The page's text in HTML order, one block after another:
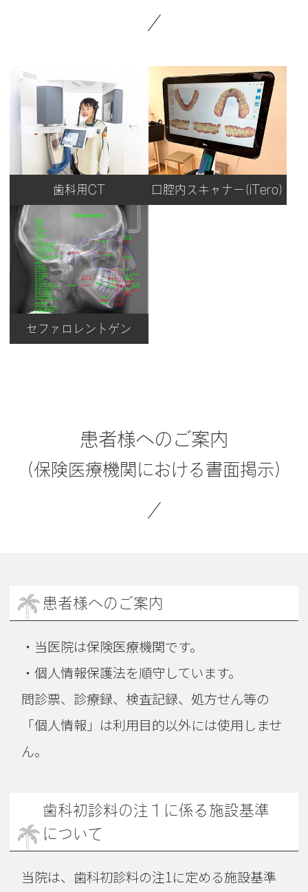
歯科用CT 口腔内スキャナー(iTero)
セファロレントゲン
患者様へのご案内
（保険医療機関における書面掲示）
患者様へのご案内
・当医院は保険医療機関です。
・個人情報保護法を順守しています。
問診票、診療録、検査記録、処方せん等の
「個人情報」は利用目的以外には使用しませ
ん。
歯科初診料の注１に係る施設基準
について
当院は、歯科初診料の注1に定める施設基準